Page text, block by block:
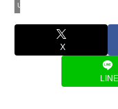
Uncategorized
X
LINE